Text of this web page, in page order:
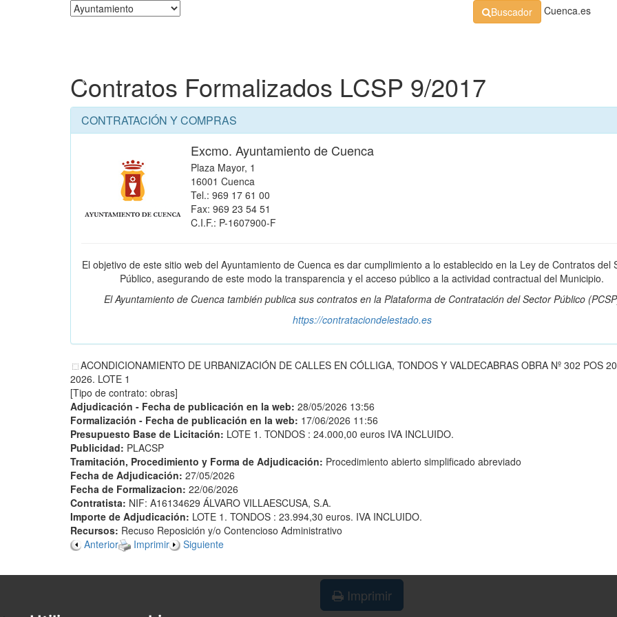
Buscador Cuenca.es
Contratos Formalizados LCSP 9/2017
CONTRATACIÓN Y COMPRAS
Excmo. Ayuntamiento de Cuenca
Plaza Mayor, 1
16001 Cuenca
Tel.: 969 17 61 00
Fax: 969 23 54 51
C.I.F.: P-1607900-F
El objetivo de este sitio web del Ayuntamiento de Cuenca es dar cumplimiento a lo establecido en la Ley de Contratos del
Público, asegurando de este modo la transparencia y el acceso público a la actividad contractual del Municipio.
El Ayuntamiento de Cuenca también publica sus contratos en la Plataforma de Contratación del Sector Público
https://contrataciondelestado.es
ACONDICIONAMIENTO DE URBANIZACIÓN DE CALLES EN CÓLLIGA, TONDOS Y VALDECABRAS OBRA Nº 302 POS
2026. LOTE 1
[Tipo de contrato: obras]
Adjudicación - Fecha de publicación en la web: 28/05/2026 13:56
Formalización - Fecha de publicación en la web: 17/06/2026 11:56
Presupuesto Base de Licitación: LOTE 1. TONDOS : 24.000,00 euros IVA INCLUIDO.
Publicidad: PLACSP
Tramitación, Procedimiento y Forma de Adjudicación: Procedimiento abierto simplificado abreviado
Fecha de Adjudicación: 27/05/2026
Fecha de Formalizacion: 22/06/2026
Contratista: NIF: A16134629 ÁLVARO VILLAESCUSA, S.A.
Importe de Adjudicación: LOTE 1. TONDOS : 23.994,30 euros. IVA INCLUIDO.
Recursos: Recuso Reposición y/o Contencioso Administrativo
Anterior
Imprimir Siguiente
Imprimir